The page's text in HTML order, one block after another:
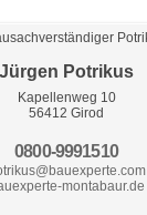
Jürgen Potrikus
Kapellenweg 10
56412 Girod
0800-9991510
montabaur.de